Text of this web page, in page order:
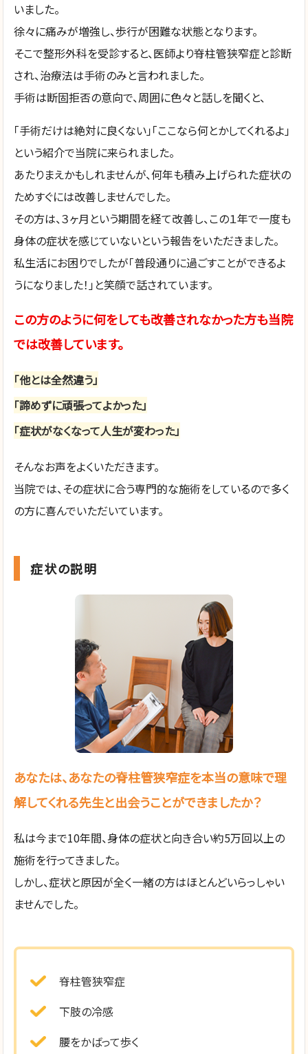
いました。
徐々に痛みが増強し、歩行が困難な状態となります。
そこで整形外科を受診すると、医師より脊柱管狭窄症と診断
され、治療法は手術のみと言われました。
手術は断固拒否の意向で、周囲に色々と話しを聞くと、
「手術だけは絶対に良くない」「ここなら何とかしてくれるよ」
という紹介で当院に来られました。
あたりまえかもしれませんが、何年も積み上げられた症状の
ためすぐには改善しませんでした。
その方は、３ヶ月という期間を経て改善し、この１年で一度も
身体の症状を感じていないという報告をいただきました。
私生活にお困りでしたが「普段通りに過ごすことができるよ
うになりました！」と笑顔で話されています。
この方のように何をしても改善されなかった方も当院
では改善しています。
「他とは全然違う」
「諦めずに頑張ってよかった」
「症状がなくなって人生が変わった」
そんなお声をよくいただきます。
当院では、その症状に合う専門的な施術をしているので多く
の方に喜んでいただいています。
症状の説明
あなたは、あなたの脊柱管狭窄症を本当の意味で理
解してくれる先生と出会うことができましたか？
私は今まで10年間、身体の症状と向き合い約5万回以上の
施術を行ってきました。
しかし、症状と原因が全く一緒の方はほとんどいらっしゃい
ませんでした。
脊柱管狭窄症
下肢の冷感
腰をかばって歩く